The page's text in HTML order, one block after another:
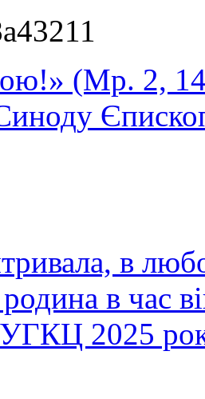
(Мр. 2,
в
родина в час
УГКЦ 2025